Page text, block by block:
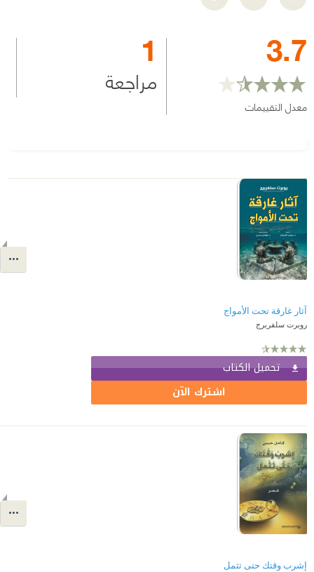
3.7
معدل التقييمات
1
مراجعة
آثار غارقة تحت الأمواج
روبرت سلفربرج
تحميل الكتاب
اشترك الآن
إشرب وقتك حتى تثمل